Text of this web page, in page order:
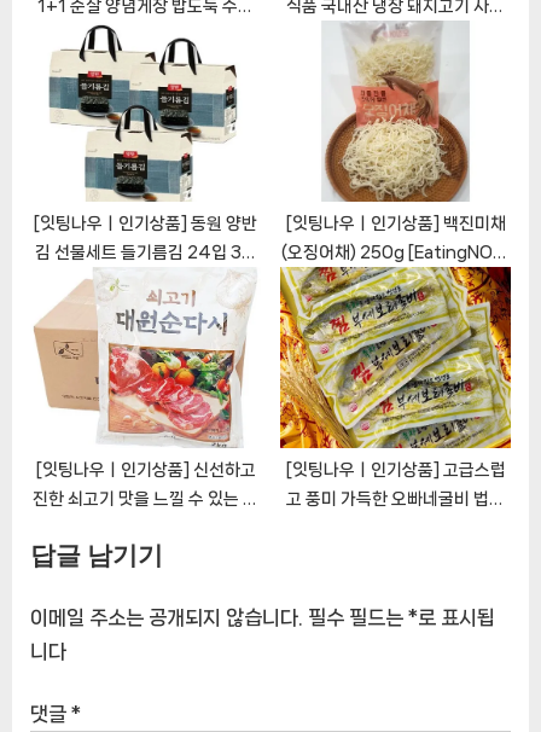
1+1 순살 양념게장 밥도둑 수제
순살게장 당일배송
[EatingNOWㅣ추천상품]
식품 국내산 냉장 돼지고기 사태
500g: 품질과 가성비의 조화
[EatingNOWㅣ추천상품]
[잇팅나우ㅣ인기상품] 동원 양반
김 선물세트 들기름김 24입 3세
트 [EatingNOWㅣ추천상품]
[잇팅나우ㅣ인기상품] 백진미채
(오징어채) 250g [EatingNOW
ㅣ추천상품]
[잇팅나우ㅣ인기상품] 신선하고
진한 쇠고기 맛을 느낄 수 있는 대
[EatingNOWㅣ추천상품]
[잇팅나우ㅣ인기상품] 고급스럽
고 풍미 가득한 오빠네굴비 법성
답글 남기기
이메일 주소는 공개되지 않습니다. 필수 필드는 *로 표시됩
니다
댓글 *